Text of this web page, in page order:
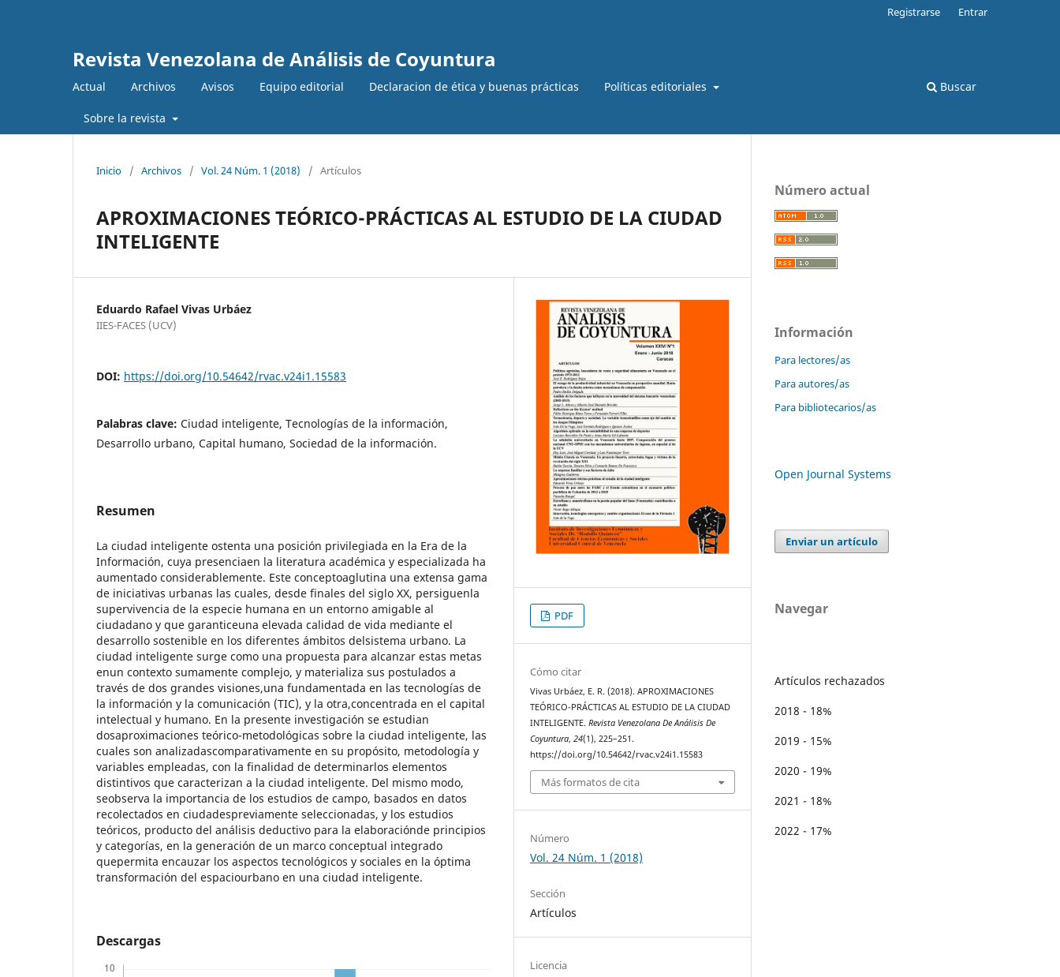
Revista Venezolana de Análisis de Coyuntura
Actual Archivos Avisos Equipo editorial Declaracion de ética y buenas prácticas Políticas editoriales
Sobre la revista
Buscar
Registrarse Entrar
Inicio / Archivos / Vol. 24 Núm. 1 (2018) / Artículos
APROXIMACIONES TEÓRICO-PRÁCTICAS AL ESTUDIO DE LA CIUDAD
INTELIGENTE
Eduardo Rafael Vivas Urbáez
IIES-FACES (UCV)
DOI: https://doi.org/10.54642/rvac.v24i1.15583
Palabras clave: Ciudad inteligente, Tecnologías de la información,
Desarrollo urbano, Capital humano, Sociedad de la información.
Resumen
La ciudad inteligente ostenta una posición privilegiada en la Era de la
Información, cuya presenciaen la literatura académica y especializada ha
aumentado considerablemente. Este conceptoaglutina una extensa gama
de iniciativas urbanas las cuales, desde finales del siglo XX, persiguenla
supervivencia de la especie humana en un entorno amigable al
ciudadano y que garanticeuna elevada calidad de vida mediante el
desarrollo sostenible en los diferentes ámbitos delsistema urbano. La
ciudad inteligente surge como una propuesta para alcanzar estas metas
enun contexto sumamente complejo, y materializa sus postulados a
través de dos grandes visiones,una fundamentada en las tecnologías de
la información y la comunicación (TIC), y la otra,concentrada en el capital
intelectual y humano. En la presente investigación se estudian
dosaproximaciones teórico-metodológicas sobre la ciudad inteligente, las
cuales son analizadascomparativamente en su propósito, metodología y
variables empleadas, con la finalidad de determinarlos elementos
distintivos que caracterizan a la ciudad inteligente. Del mismo modo,
seobserva la importancia de los estudios de campo, basados en datos
recolectados en ciudadespreviamente seleccionadas, y los estudios
teóricos, producto del análisis deductivo para la elaboraciónde principios
y categorías, en la generación de un marco conceptual integrado
quepermita encauzar los aspectos tecnológicos y sociales en la óptima
transformación del espaciourbano en una ciudad inteligente.
Descargas
PDF
Cómo citar
Vivas Urbáez, E. R. (2018). APROXIMACIONES
TEÓRICO-PRÁCTICAS AL ESTUDIO DE LA CIUDAD
INTELIGENTE.Revista Venezolana De Análisis De
Coyuntura,24(1), 225–251.
https://doi.org/10.54642/rvac.v24i1.15583
Más formatos de cita
Número
Vol. 24 Núm. 1 (2018)
Sección
Artículos
Licencia
Número actual
Información
Para lectores/as
Para autores/as
Para bibliotecarios/as
Open Journal Systems
Enviar un artículo
Navegar
Artículos rechazados
2018 - 18%
2019 - 15%
2020 - 19%
2021 - 18%
2022 - 17%